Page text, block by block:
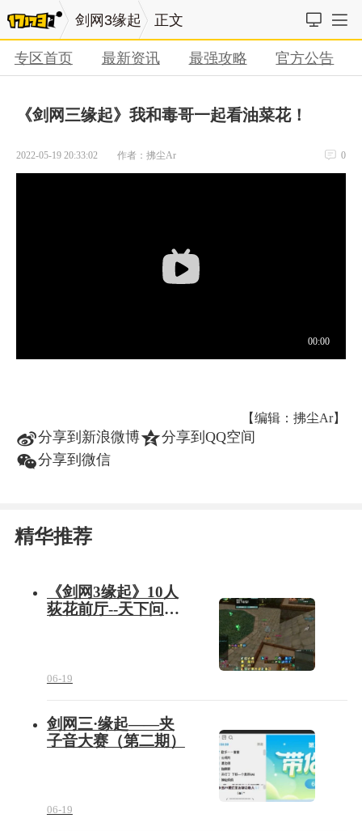
剑网3缘起 正文
专区首页 最新资讯 最强攻略 官方公告
《剑网三缘起》我和毒哥一起看油菜花！
2022-05-19 20:33:02 作者：拂尘Ar 0
【编辑：拂尘Ar】
t分享到新浪微博z分享到QQ空间
w分享到微信
精华推荐
《剑网3缘起》10人
荻花前厅--天下问鼎·
06-19
剑网三·缘起——夹
子音大赛（第二期）
06-19